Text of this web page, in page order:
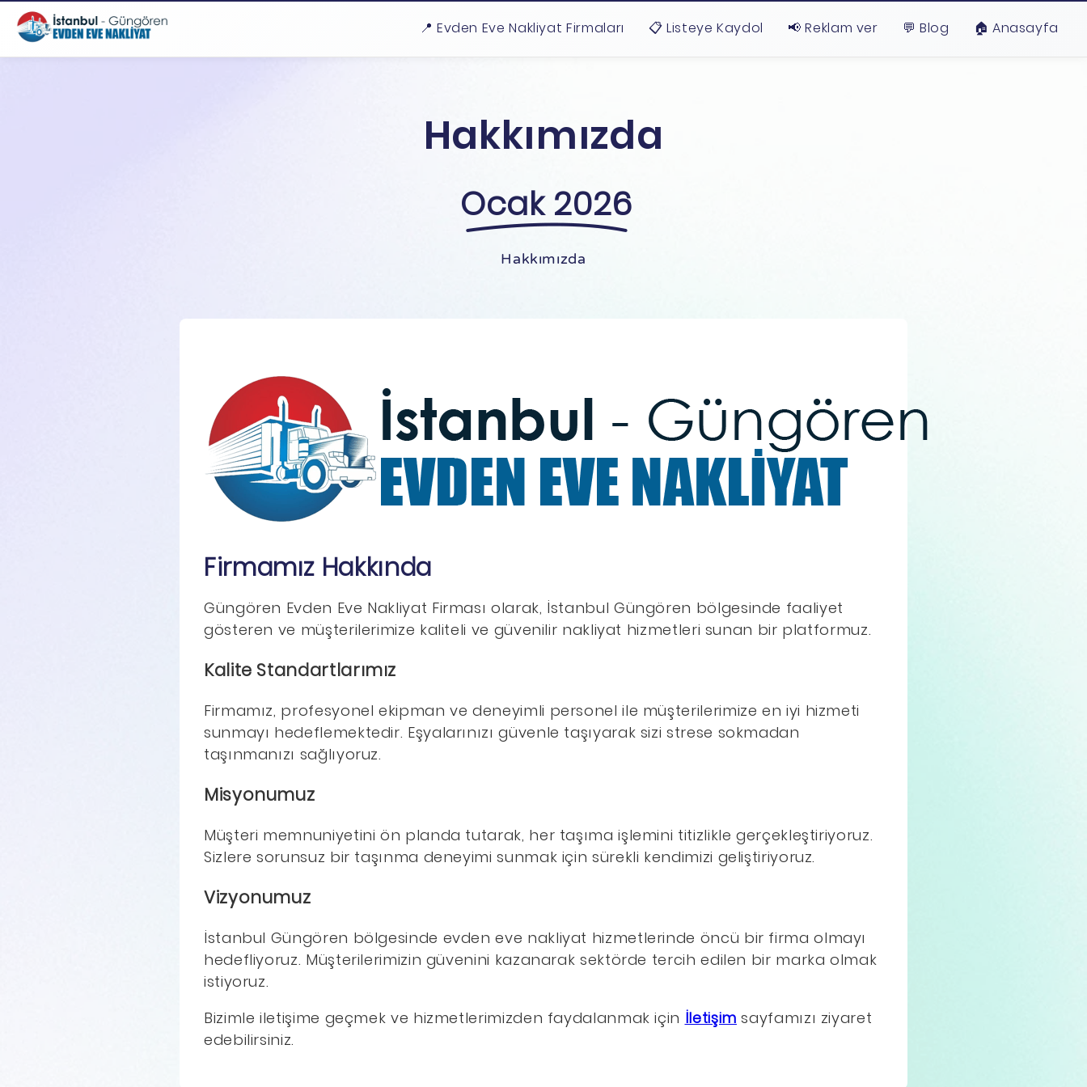
📍 Evden Eve Nakliyat Firmaları 📋 Listeye Kaydol 📢 Reklam ver 💬 Blog 🏠︎ Anasayfa
Hakkımızda
Ocak 2026
Hakkımızda
Firmamız Hakkında
Güngören Evden Eve Nakliyat Firması olarak, İstanbul Güngören bölgesinde faaliyet
gösteren ve müşterilerimize kaliteli ve güvenilir nakliyat hizmetleri sunan bir platformuz.
Kalite Standartlarımız
Firmamız, profesyonel ekipman ve deneyimli personel ile müşterilerimize en iyi hizmeti
sunmayı hedeflemektedir. Eşyalarınızı güvenle taşıyarak sizi strese sokmadan
taşınmanızı sağlıyoruz.
Misyonumuz
Müşteri memnuniyetini ön planda tutarak, her taşıma işlemini titizlikle gerçekleştiriyoruz.
Sizlere sorunsuz bir taşınma deneyimi sunmak için sürekli kendimizi geliştiriyoruz.
Vizyonumuz
İstanbul Güngören bölgesinde evden eve nakliyat hizmetlerinde öncü bir firma olmayı
hedefliyoruz. Müşterilerimizin güvenini kazanarak sektörde tercih edilen bir marka olmak
istiyoruz.
Bizimle iletişime geçmek ve hizmetlerimizden faydalanmak için İletişim sayfamızı ziyaret
edebilirsiniz.